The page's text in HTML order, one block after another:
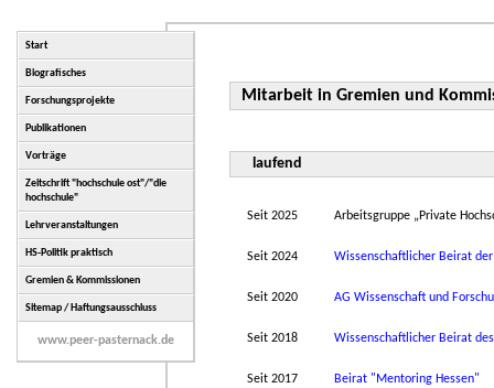
Start
Biografisches
Forschungsprojekte
Publikationen
Vorträge
Zeitschrift "hochschule ost"/"die
hochschule"
Lehrveranstaltungen
HS-Politik praktisch
Gremien & Kommissionen
Sitemap / Haftungsausschluss
www.peer-pasternack.de
Mitarbeit in Gremien und
laufend
Seit 2025 Arbeitsgruppe „Private
Seit 2024 Wissenschaftlicher Beirat
Seit 2020 AG Wissenschaft und
Seit 2018 Wissenschaftlicher Beirat
Seit 2017 Beirat "Mentoring Hessen"